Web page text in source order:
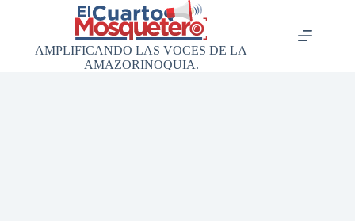
AMPLIFICANDO LAS VOCES DE LA
AMAZORINOQUIA.